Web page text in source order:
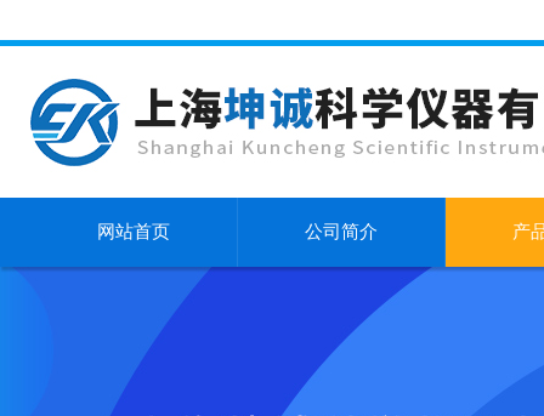
网站首页 公司简介 产